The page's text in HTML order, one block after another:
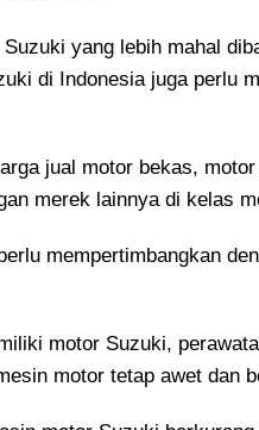
yang lebih mahal
di Indonesia juga perlu
jual motor bekas,
merek lainnya di kelas
mempertimbangkan
motor Suzuki,
motor tetap awet dan